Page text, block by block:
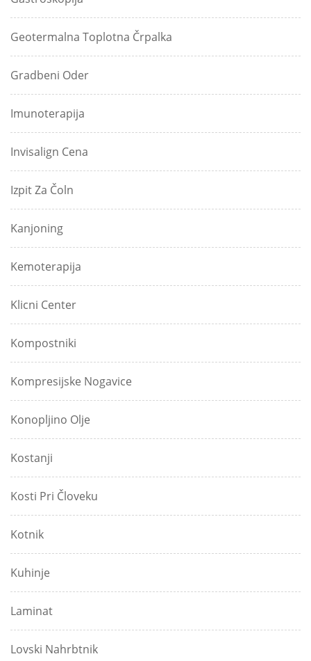
Geotermalna Toplotna Črpalka
Gradbeni Oder
Imunoterapija
Invisalign Cena
Izpit Za Čoln
Kanjoning
Kemoterapija
Klicni Center
Kompostniki
Kompresijske Nogavice
Konopljino Olje
Kostanji
Kosti Pri Človeku
Kotnik
Kuhinje
Laminat
Lovski Nahrbtnik